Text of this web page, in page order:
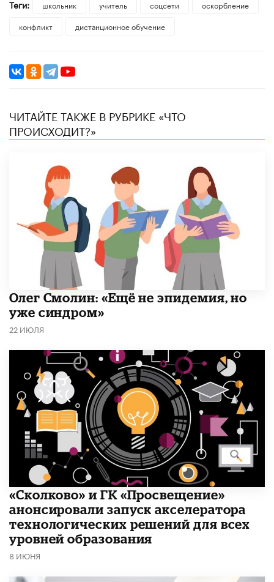
Теги: школьник учитель соцсети
оскорбление
конфликт
дистанционное обучение
ЧИТАЙТЕ ТАКЖЕ В РУБРИКЕ «ЧТО
ПРОИСХОДИТ?»
​Олег Смолин: «Ещё не эпидемия, но
уже синдром»
22 ИЮЛЯ
«Сколково» и ГК «Просвещение»
анонсировали запуск акселератора
технологических решений для всех
уровней образования
8 ИЮНЯ